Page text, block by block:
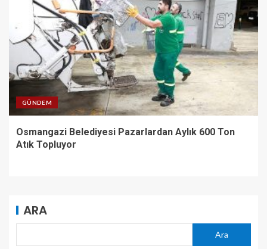
GÜNDEM
Osmangazi Belediyesi Pazarlardan Aylık 600 Ton
Atık Topluyor
ARA
Ara